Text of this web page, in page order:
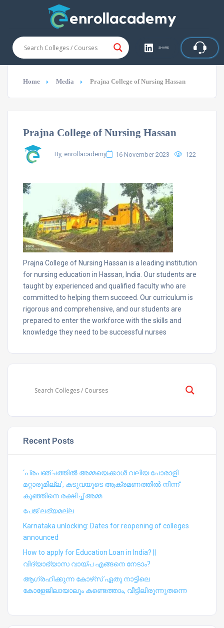
SHARE
Home Media Prajna College of Nursing Hassan
Prajna College of Nursing Hassan
By, enrollacademy 16 November 2023 122
Prajna College of Nursing Hassan is a leading institution
for nursing education in Hassan, India. Our students are
taught by experienced and qualified faculty who are
committed to helping them succeed. Our curriculum is
rigorous and comprehensive, and our students are
prepared to enter the workforce with the skills and
knowledge they need to be successful nurses
Recent Posts
‘പ്രപഞ്ചത്തില്‍ അമ്മയെക്കാള്‍ വലിയ പോരാളി
മറ്റാരുമില്ല’, കടുവയുടെ ആക്രമണത്തില്‍ നിന്ന്
കുഞ്ഞിനെ രക്ഷിച്ച് അമ്മ
പേജ് ലഭ്യമല്ല
Karnataka unlocking: Dates for reopening of colleges
announced
How to apply for Education Loan in India? ||
വിദ്യാഭ്യാസ വായ്പ എങ്ങനെ നേടാം?
ആഗ്രഹിക്കുന്ന കോഴ്‍സ് ഏതു നാട്ടിലെ
കോളേജിലായാലും കണ്ടെത്താം, വീട്ടിലിരുന്നുതന്നെ